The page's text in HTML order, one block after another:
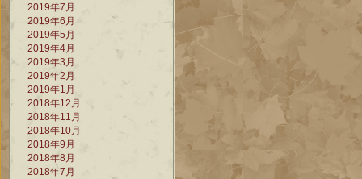
2019年7月
2019年6月
2019年5月
2019年4月
2019年3月
2019年2月
2019年1月
2018年12月
2018年11月
2018年10月
2018年9月
2018年8月
2018年7月